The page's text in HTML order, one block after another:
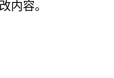
内容。